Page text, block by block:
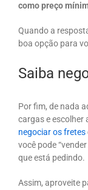
como preço
Quando a
boa opção para
Saiba
Por fim, de nada
cargas e escolher
negociar os fretes
você pode
que está pedindo.
Assim, aproveite